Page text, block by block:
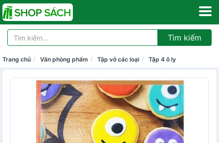
Tìm kiếm
Trang chủ Văn phòng phẩm Tập vở các loại Tập 4 ô ly